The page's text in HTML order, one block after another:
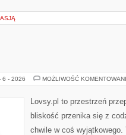
6 - 2026 MOŻLIWOŚĆ
Lovsy.pl to przestrzeń
bliskość przenika się z
chwile w coś